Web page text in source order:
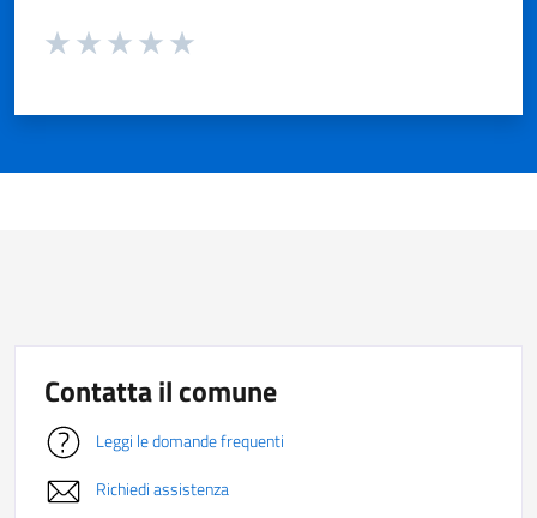
Valuta da 1 a 5 stelle la pagina
Contatta il comune
Leggi le domande frequenti
Richiedi assistenza